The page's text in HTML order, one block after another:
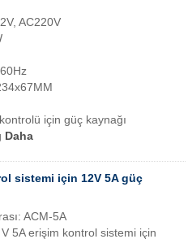
AC220V
için güç kaynağı
Daha
sistemi için 12V 5A güç
ACM-5A
5A erişim kontrol sistemi için